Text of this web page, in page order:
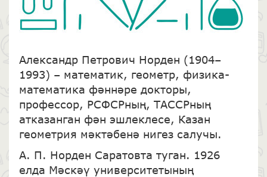
Александр Петрович Норден (1904–
1993) – математик, геометр, физика-
математика фәннәре докторы,
профессор, РСФСРның, ТАССРның
атказанган фән эшлеклесе, Казан
геометрия мәктәбенә нигез салучы.
А. П. Норден Саратовта туган. 1926
елда Мәскәү университетының